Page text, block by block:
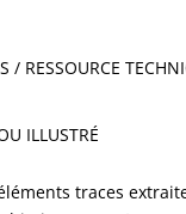
in Thin
/ RESSOURCE
ILLUSTRÉ
traces